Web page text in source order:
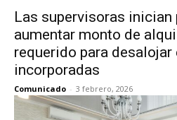
Las supervisoras inician
aumentar monto de
requerido para desalojar
incorporadas
Comunicado - 3 febrero, 2026